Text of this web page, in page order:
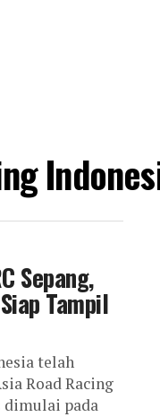
Sepang,
Tampil
telah
Road Racing
dimulai pada